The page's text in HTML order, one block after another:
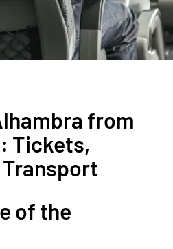
from
Tickets,
of the